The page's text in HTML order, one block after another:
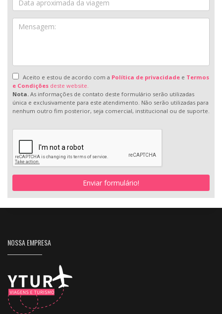
Aceito e estou de acordo com a Política de privacidadee Termos
e Condições deste website.
Nota. As informações de contato deste formulário serão utilizadas
única e exclusivamente para este atendimento. Não serão utilizadas para
nenhum outro fim posterior, seja comercial, institucional ou de suporte.
Enviar formulário!
NOSSA EMPRESA